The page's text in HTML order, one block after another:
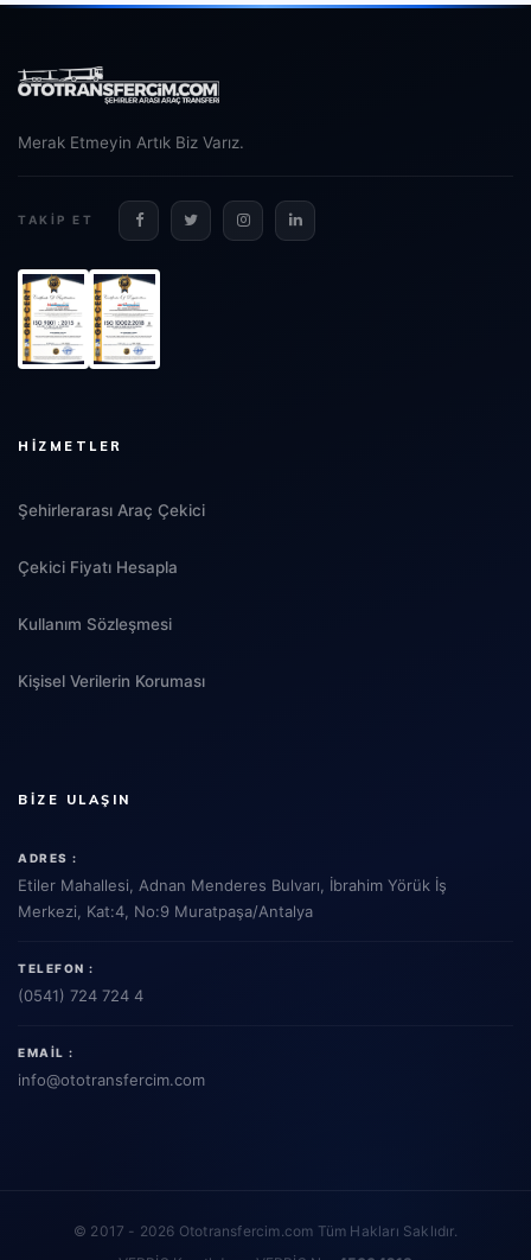
Merak Etmeyin Artık Biz Varız.
TAKIP ET
HIZMETLER
Şehirlerarası Araç Çekici
Çekici Fiyatı Hesapla
Kullanım Sözleşmesi
Kişisel Verilerin Koruması
BIZE ULAŞIN
ADRES :
Etiler Mahallesi, Adnan Menderes Bulvarı, İbrahim Yörük İş
Merkezi, Kat:4, No:9 Muratpaşa/Antalya
TELEFON :
(0541) 724 724 4
EMAIL :
info@ototransfercim.com
© 2017 - 2026 Ototransfercim.com Tüm Hakları Saklıdır.